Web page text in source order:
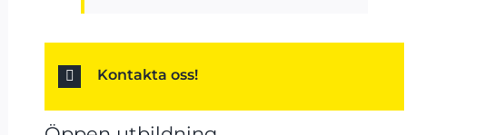
Kontakta oss!